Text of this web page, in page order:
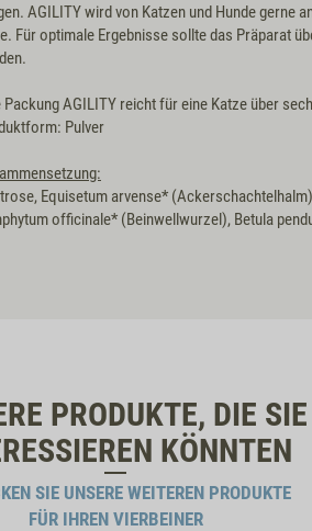
AGILITY wird von Katzen und Hunde gerne
Für optimale Ergebnisse sollte das Präparat
Packung AGILITY reicht für eine Katze über
Pulver
Equisetum arvense*
officinale* (Beinwellwurzel), Betula
PRODUKTE, DIE SIE
KÖNNTEN
SIE UNSERE WEITEREN PRODUKTE
FÜR IHREN VIERBEINER